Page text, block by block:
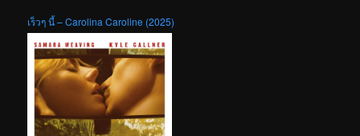
เร็วๆ นี้ – Carolina Caroline (2025)